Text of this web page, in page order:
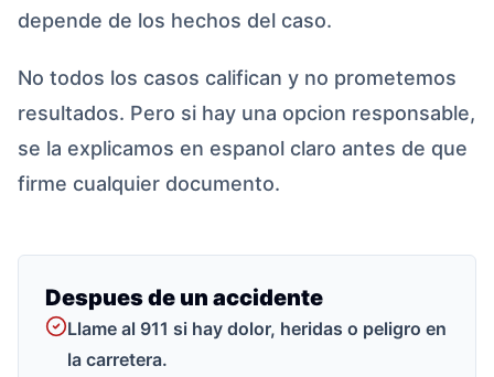
depende de los hechos del caso.
No todos los casos califican y no prometemos
resultados. Pero si hay una opcion responsable,
se la explicamos en espanol claro antes de que
firme cualquier documento.
Despues de un accidente
Llame al 911 si hay dolor, heridas o peligro en
la carretera.